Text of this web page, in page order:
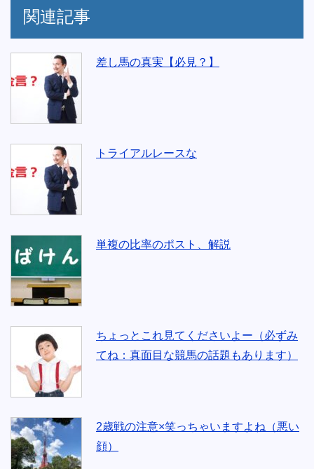
関連記事
差し馬の真実【必見？】
トライアルレースな
単複の比率のポスト、解説
ちょっとこれ見てくださいよー（必ずみ
てね：真面目な競馬の話題もあります）
2歳戦の注意×笑っちゃいますよね（悪い
顔）